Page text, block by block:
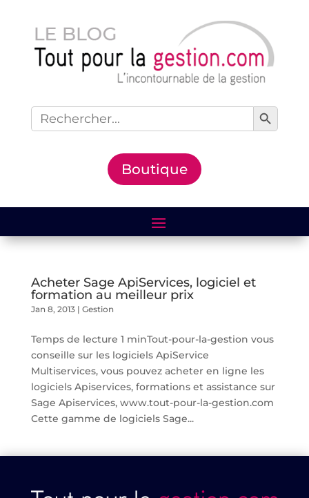
Search
for:
Search Button
Boutique
Acheter Sage ApiServices, logiciel et
formation au meilleur prix
Jan 8, 2013| Gestion
Temps de lecture 1 minTout-pour-la-gestion vous
conseille sur les logiciels ApiService
Multiservices, vous pouvez acheter en ligne les
logiciels Apiservices, formations et assistance sur
Sage Apiservices, www.tout-pour-la-gestion.com
Cette gamme de logiciels Sage...